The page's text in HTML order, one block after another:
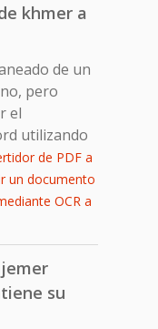
khmer a
de un
pero
el
utilizando
de PDF a
un documento
OCR a
su